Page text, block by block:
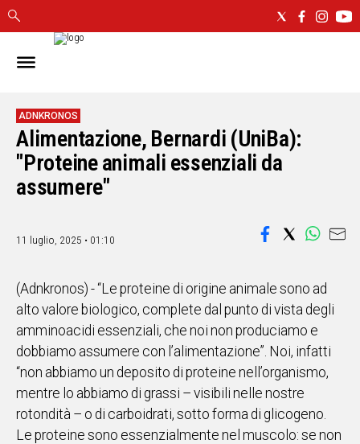
IN
CAGLIARI
SASSARI
NUORO
ORISTANO
SULCIS
OGLIASTRA
ALTRE
NOTIZIE
POLITICA
IN
ITALIA
NEL
MONDO
ADNKRONOS
Alimentazione, Bernardi (UniBa):
"Proteine animali essenziali da
assumere"
11 luglio, 2025 • 01:10
(Adnkronos) - “Le proteine di origine animale sono ad
alto valore biologico, complete dal punto di vista degli
amminoacidi essenziali, che noi non produciamo e
dobbiamo assumere con l’alimentazione”. Noi, infatti
“non abbiamo un deposito di proteine nell’organismo,
mentre lo abbiamo di grassi – visibili nelle nostre
rotondità – o di carboidrati, sotto forma di glicogeno.
Le proteine sono essenzialmente nel muscolo: se non